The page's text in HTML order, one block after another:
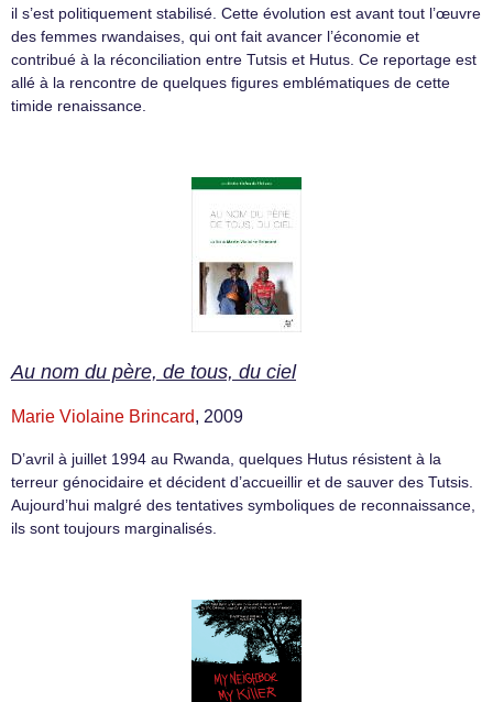
il s’est politiquement stabilisé. Cette évolution est avant tout l’œuvre
des femmes rwandaises, qui ont fait avancer l’économie et
contribué à la réconciliation entre Tutsis et Hutus. Ce reportage est
allé à la rencontre de quelques figures emblématiques de cette
timide renaissance.
Au nom du père, de tous, du ciel
Marie Violaine Brincard, 2009
D’avril à juillet 1994 au Rwanda, quelques Hutus résistent à la
terreur génocidaire et décident d’accueillir et de sauver des Tutsis.
Aujourd’hui malgré des tentatives symboliques de reconnaissance,
ils sont toujours marginalisés.